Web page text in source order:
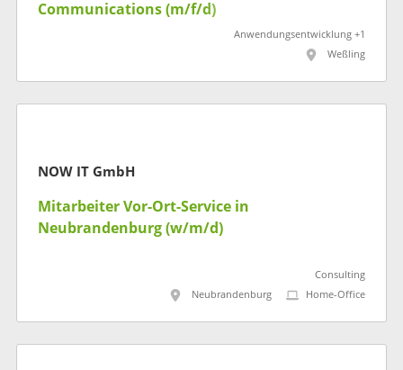
Communications (m/f/d)
Anwendungsentwicklung +1
Weßling
NOW IT GmbH
Mitarbeiter Vor-Ort-Service in
Neubrandenburg (w/m/d)
Consulting
Neubrandenburg
Home-Office